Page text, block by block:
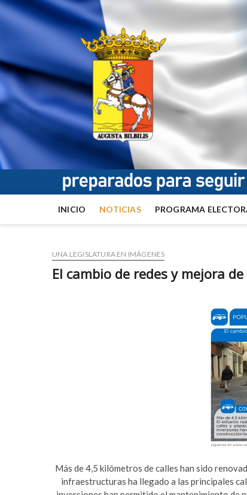
INICIO NOTICIAS PROGRAMA
UNA LEGISLATURA EN IMÁGENES
El cambio de redes y mejora
Más de 4,5 kilómetros de calles han sido
infraestructuras ha llegado a las principales